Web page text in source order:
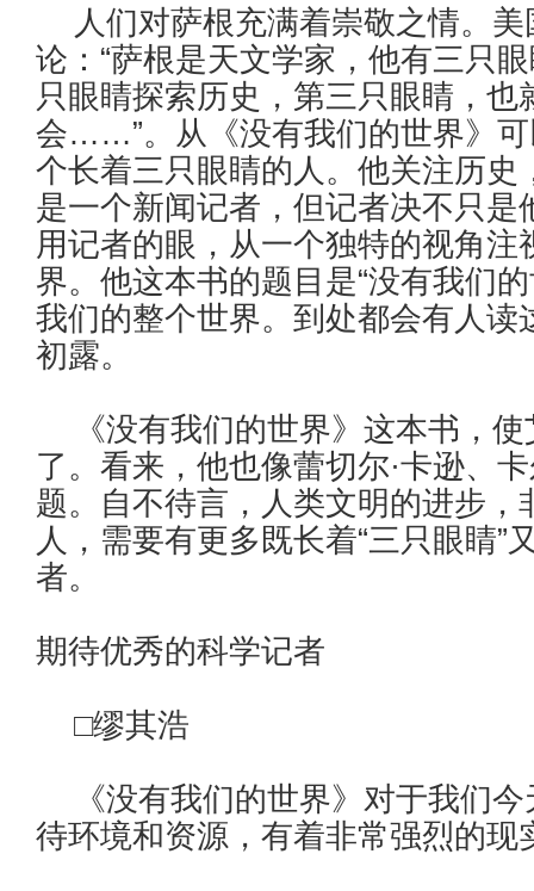
人们对萨根充满着崇敬之情。美
论：“萨根是天文学家，他有三只
只眼睛探索历史，第三只眼睛，
会……”。从《没有我们的世界》
个长着三只眼睛的人。他关注历
是一个新闻记者，但记者决不只
用记者的眼，从一个独特的视角
界。他这本书的题目是“没有我们
我们的整个世界。到处都会有人
初露。
《没有我们的世界》这本书，使
了。看来，他也像蕾切尔·卡逊、
题。自不待言，人类文明的进步
人，需要有更多既长着“三只眼睛”
者。
期待优秀的科学记者
□缪其浩
《没有我们的世界》对于我们今
待环境和资源，有着非常强烈的现